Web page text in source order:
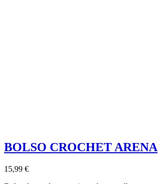
BOLSO CROCHET ARENA
15,99 €